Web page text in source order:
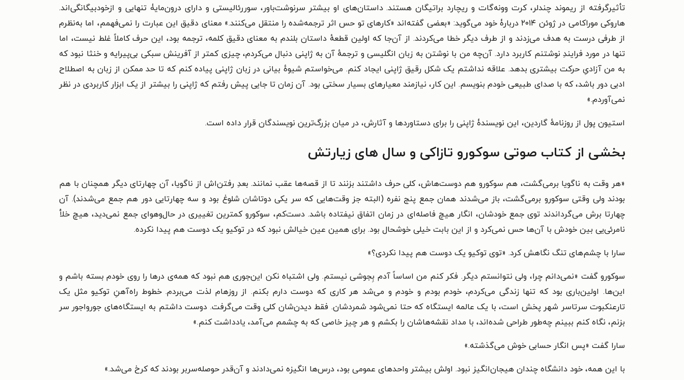
تأثیرگرفته از ریموند چندلر، کرت وونه‌گات و ریچارد براتیگان هستند. داستان‌های او بیشتر سرنوشت‌باور، سوررئالیستی و دارای درون‌مایۀ تنهایی و ازخودبیگانگی‌اند.
هاروکی موراکامی در ژوئن ۲۰۱۴ دربارۀ خود می‌گوید: «بعضی گفته‌اند «کارهای تو حس اثر ترجمه‌شده را منتقل می‌کنند.» معنای دقیق این عبارت را نمی‌فهمم، اما به‌نظرم
از طرفی درست به هدف می‌زدند و از طرف دیگر خطا می‌کردند. از آن‌جا که اولین قطعهٔ داستان بلندم به معنای دقیق کلمه، ترجمه بود، این حرف کاملاً غلط نیست، اما
تنها در مورد فرایندِ نوشتنم کاربرد دارد. آن‌چه من با نوشتن به زبان انگلیسی و ترجمهٔ آن به ژاپنی دنبال می‌کردم، چیزی کمتر از آفرینش سبکی بی‌پیرایه و خنثا نبود که
به من آزادیِ حرکت بیشتری بدهد. علاقه نداشتم یک شکل رقیق ژاپنی ایجاد کنم. می‌خواستم شیوهٔ بیانی در زبان ژاپنی پیاده کنم که تا حد ممکن از زبان به اصطلاح
ادبی دور باشد، که با صدای طبیعی خودم بنویسم. این کار، نیازمند معیارهای بسیار سختی بود. آن زمان تا جایی پیش رفتم که ژاپنی را بیشتر از یک ابزار کاربردی در نظر
نمی‌آوردم.»
استیون پول از روزنامهٔ گاردین، این نویسندۀ ژاپنی را برای دستاوردها و آثارش، در میان بزرگ‌ترین نویسندگان قرار داده است.
بخشی از کتاب صوتی سوکورو تازاکی و سال های زیارتش
«هر وقت به ناگویا برمی‌گشت، هم سوکورو هم دوست‌هاش، کلی حرف داشتند بزنند تا از قصه‌ها عقب نمانند. بعدِ رفتن‌اش از ناگویا، آن چهارتای دیگر همچنان با هم
بودند ولی وقتی سوکورو برمی‌گشت، باز می‌شدند همان جمع پنج نفره (البته جز وقت‌هایی که سر یکی دو‌تاشان شلوغ بود و سه چهارتایی دور هم جمع می‌شدند). آن
چهارتا برش می‌گرداندند توی جمع خودشان، انگار هیچ فاصله‌ای در زمان اتفاق نیفتاده باشد. دست‌کم، سوکورو کمترین تغییری در حال‌و‌هوای جمع نمی‌دید، هیچ خلأ
نامرئی‌یی بین خودش با آن‌ها حس نمی‌کرد و از این بابت خیلی خوشحال بود. برای همین عین خیالش نبود که در توکیو یک دوست هم پیدا نکرده.
سارا با چشم‌های تنگ نگاهش کرد. «توی توکیو یک دوست هم پیدا نکردی؟»
سوکورو گفت «نمی‌دانم چرا، ولی نتوانستم دیگر. فکر کنم من اساساً آدم بِجوشی نیستم. ولی اشتباه نکن این‌جوری هم نبود که همه‌ی درها را روی خودم بسته باشم و
این‌ها. اولین‌باری بود که تنها زندگی می‌کردم، خودم بودم و خودم و می‌شد هر کاری که دوست دارم بکنم. از روزهام لذت می‌بردم. خطوط راه‌آهنِ توکیو مثل یک
تارعنکبوت سرتاسر شهر پخش است، با یک عالمه ایستگاه که حتا نمی‌شود شمردشان. فقط دیدن‌شان کلی وقت می‌گرفت. دوست داشتم به ایستگاه‌های جورواجور سر
بزنم، نگاه کنم ببینم چه‌طور طراحی شده‌اند، با مداد نقشه‌هاشان را بکشم و هر چیز خاصی که به چشمم می‌آمد، یادداشت کنم.»
سارا گفت «پس انگار حسابی خوش می‌گذشته.»
‌با این‌ همه، خود دانشگاه چندان هیجان‌انگیز نبود. اولش بیشتر واحدهای عمومی بود، درس‌ها انگیزه نمی‌دادند و آن‌قدر حوصله‌سربر بودند که کرخ می‌شد.»